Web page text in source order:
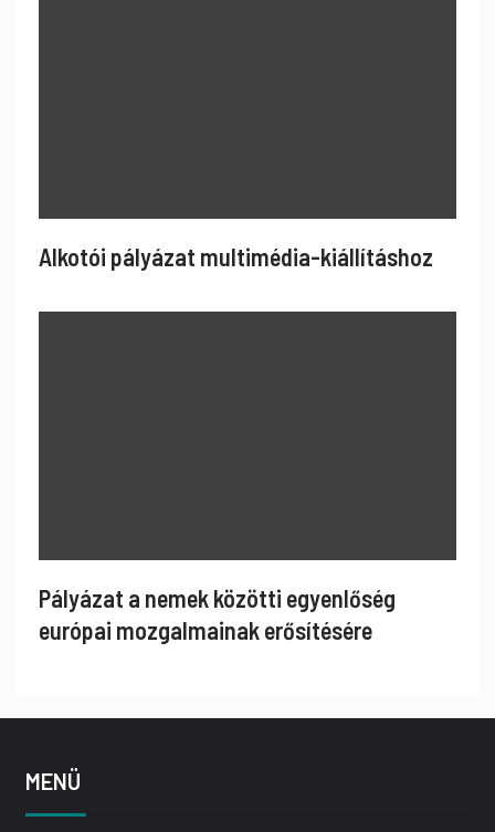
Alkotói pályázat multimédia-kiállításhoz
Pályázat a nemek közötti egyenlőség
európai mozgalmainak erősítésére
MENÜ